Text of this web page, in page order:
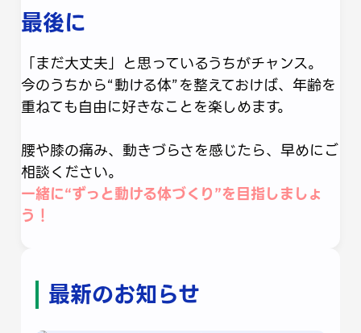
最後に
「まだ大丈夫」と思っているうちがチャンス。
今のうちから“動ける体”を整えておけば、年齢を
重ねても自由に好きなことを楽しめます。
腰や膝の痛み、動きづらさを感じたら、早めにご
相談ください。
一緒に“ずっと動ける体づくり”を目指しましょ
う！
最新のお知らせ